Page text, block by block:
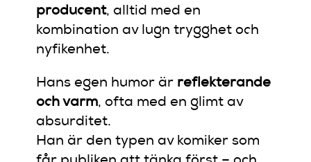
producent, alltid med en
kombination av lugn trygghet och
nyfikenhet.
Hans egen humor är reflekterande
och varm, ofta med en glimt av
absurditet.
Han är den typen av komiker som